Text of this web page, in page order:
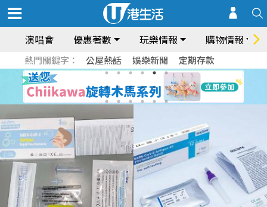
演唱會 優惠著數 玩樂情報 購物情報
熱門關鍵字： 公屋熱話 娛樂新聞 定期存款